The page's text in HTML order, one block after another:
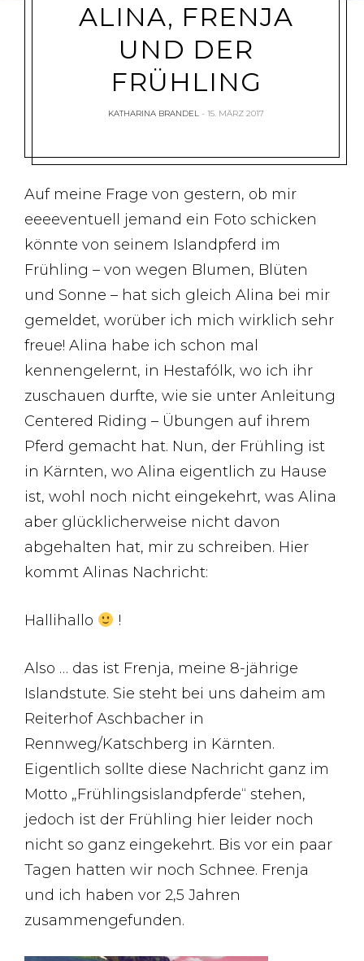
ALINA, FRENJA
UND DER
FRÜHLING
KATHARINA BRANDEL 15. MÄRZ 2017
Auf meine Frage von gestern, ob mir
eeeeventuell jemand ein Foto schicken
könnte von seinem Islandpferd im
Frühling – von wegen Blumen, Blüten
und Sonne – hat sich gleich Alina bei mir
gemeldet, worüber ich mich wirklich sehr
freue! Alina habe ich schon mal
kennengelernt, in Hestafólk, wo ich ihr
zuschauen durfte, wie sie unter Anleitung
Centered Riding – Übungen auf ihrem
Pferd gemacht hat. Nun, der Frühling ist
in Kärnten, wo Alina eigentlich zu Hause
ist, wohl noch nicht eingekehrt, was Alina
aber glücklicherweise nicht davon
abgehalten hat, mir zu schreiben. Hier
kommt Alinas Nachricht:
Hallihallo !
Also … das ist Frenja, meine 8-jährige
Islandstute. Sie steht bei uns daheim am
Reiterhof Aschbacher in
Rennweg/Katschberg in Kärnten.
Eigentlich sollte diese Nachricht ganz im
Motto „Frühlingsislandpferde“ stehen,
jedoch ist der Frühling hier leider noch
nicht so ganz eingekehrt. Bis vor ein paar
Tagen hatten wir noch Schnee. Frenja
und ich haben vor 2,5 Jahren
zusammengefunden.